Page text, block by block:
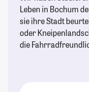
Leben in Bochum
sie ihre Stadt
oder
die